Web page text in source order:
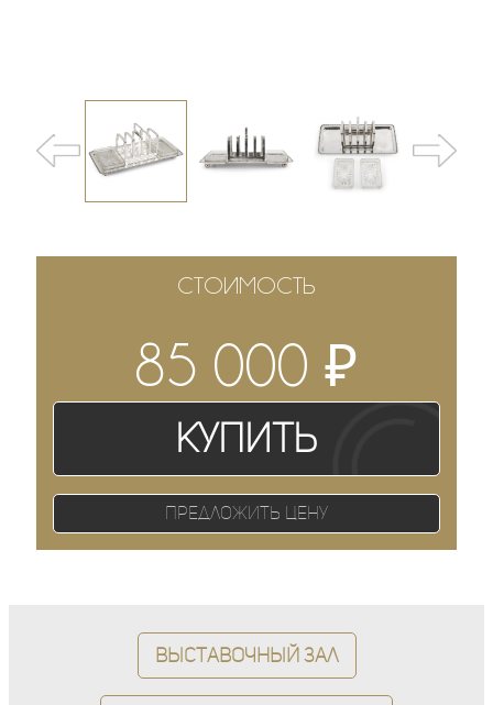
СТОИМОСТЬ
85 000₽
Купить
Предложить цену
Выставочный зал